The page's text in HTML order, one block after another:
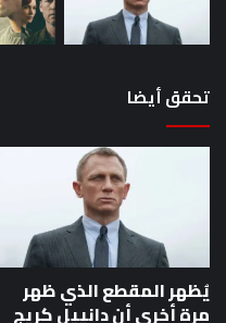
تحقق أيضا
يُظهر المقطع الذي ظهر
مرة أخرى أن دانييل كريج